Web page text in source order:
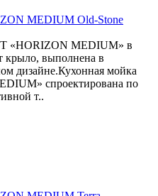
MEDIUM Old-Stone
«HORIZON MEDIUM» в
крыло, выполнена в
дизайне.Кухонная мойка
спроектирована по
т..